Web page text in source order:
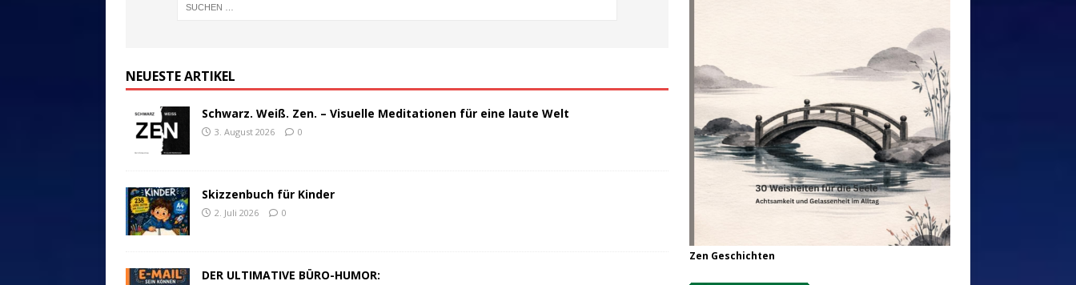
NEUESTE ARTIKEL
Schwarz. Weiß. Zen. – Visuelle Meditationen für eine laute Welt
3. August 2026 0
Skizzenbuch für Kinder
2. Juli 2026 0
DER ULTIMATIVE BÜRO-HUMOR:
Zen Geschichten